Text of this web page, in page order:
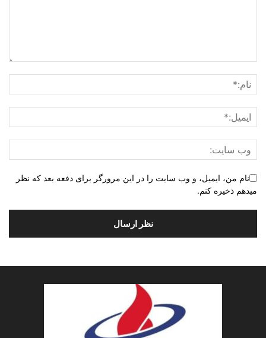
نام من، ایمیل، و وب سایت را در این مرورگر برای دفعه بعد که نظر
میدهم ذخیره کنم.